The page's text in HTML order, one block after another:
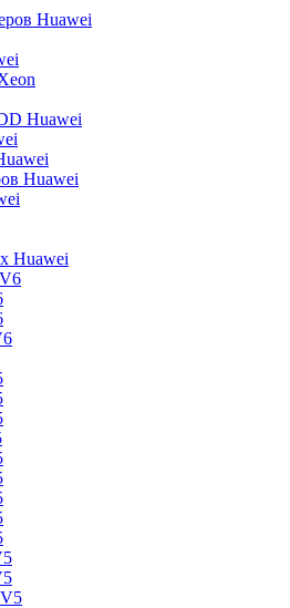
Huawei
Huawei
Huawei
Huawei